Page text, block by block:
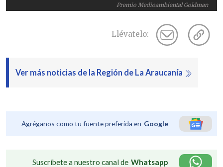
Premio Medioambiental Goldman
Llévatelo:
Ver más noticias de la Región de La Araucanía
Agréganos como tu fuente preferida en Google
Suscríbete a nuestro canal de Whatsapp